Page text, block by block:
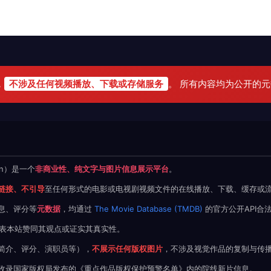
不涉及任何视频播放、下载或存储服务 。 所有内容均为公开的
是一个非商业性、纯文字与图片信息展示平台。
接、不引导至任何形式的电影或电视剧视频文件的在线播放、下载、缓存或
、评分等元数据 ，均通过 The Movie Database (TMDB) 的官方公开API合
站赞同其观点或证实其真实性。
、评分、演职员等）， 不展示任何版权图片 ，不涉及视觉作品的复制与传
国家版权局发布的《重点作品版权保护预警名单》内的院线新片信息。